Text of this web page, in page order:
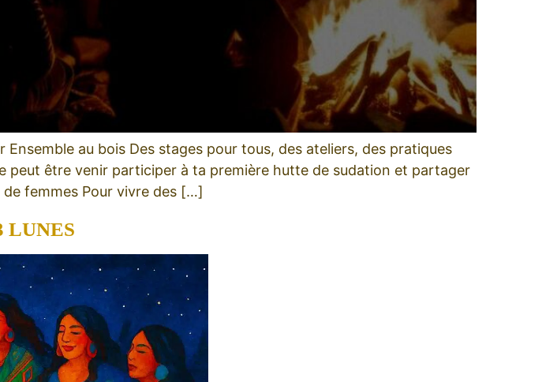
au bois Des stages pour tous, des ateliers, des pratiques
peut être venir participer à ta première hutte de sudation et partager
femmes Pour vivre des […]
LUNES